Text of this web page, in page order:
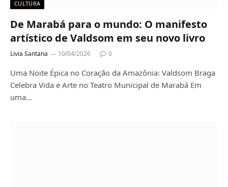
CULTURA
De Marabá para o mundo: O manifesto
artístico de Valdsom em seu novo livro
Livia Santana 10/04/2026 0
Uma Noite Épica no Coração da Amazônia: Valdsom Braga
Celebra Vida e Arte no Teatro Municipal de Marabá ​Em
uma…